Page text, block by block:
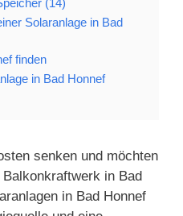
Solaranlage in Bad
finden
in Bad Honnef
senken und möchten
in Bad
in Bad Honnef